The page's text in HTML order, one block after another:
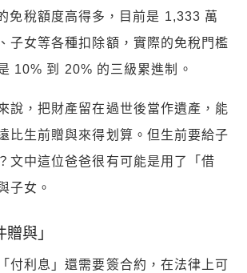
免稅額度高得多，目前是 1,333 萬
子女等各種扣除額，實際的免稅門檻
10% 到 20% 的三級累進制。
說，把財產留在過世後當作遺產，能
比生前贈與來得划算。但生前要給子
文中這位爸爸很有可能是用了「借
子女。
與」
付利息」還需要簽合約，在法律上可